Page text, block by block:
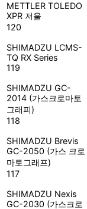
METTLER TOLEDO
XPR 저울
120
SHIMADZU LCMS-
TQ RX Series
119
SHIMADZU GC-
2014 (가스크로마토
그래피)
118
SHIMADZU Brevis
GC-2050 (가스 크로
마토그래프)
117
SHIMADZU Nexis
GC-2030 (가스크로